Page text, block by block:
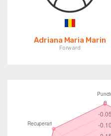
Adriana Maria Marin
Forward